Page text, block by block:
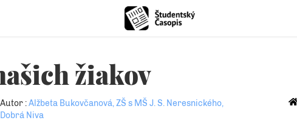
žiakov
Autor :Alžbeta Bukovčanová, ZŠ s MŠ J. S. Neresnického,
Dobrá Niva